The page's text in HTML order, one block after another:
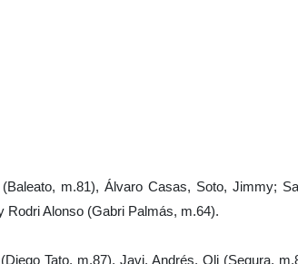
m.81), Álvaro Casas, Soto, Jimmy;
Rodri Alonso (Gabri Palmás, m.64).
Tato, m.87), Javi, Andrés, Oli (Segura,